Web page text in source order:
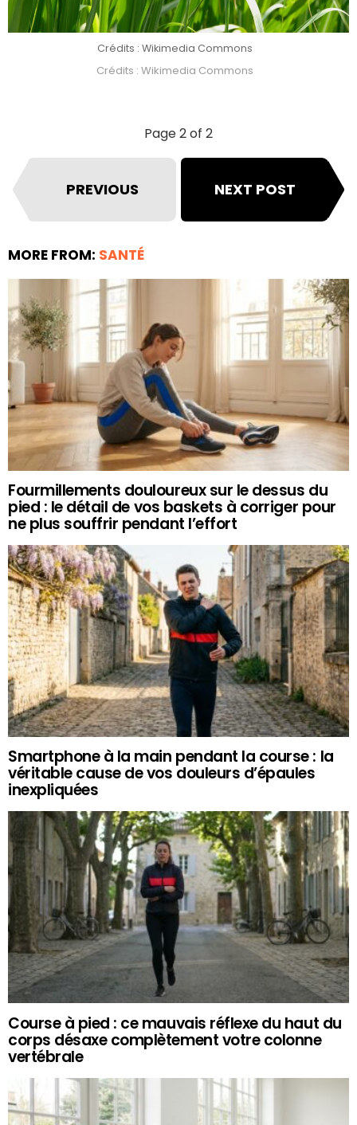
Crédits : Wikimedia Commons
Crédits : Wikimedia Commons
Page 2 of 2
PREVIOUS NEXT POST
MORE FROM: SANTÉ
Fourmillements douloureux sur le dessus du
pied : le détail de vos baskets à corriger pour
ne plus souffrir pendant l’effort
Smartphone à la main pendant la course : la
véritable cause de vos douleurs d’épaules
inexpliquées
Course à pied : ce mauvais réflexe du haut du
corps désaxe complètement votre colonne
vertébrale